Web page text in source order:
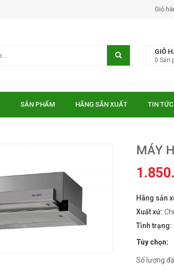
Giỏ
GIỎ
0 Sản
SẢN PHẨM HÃNG SÃN XUẤT TIN TỨC
MÁY
Hãng sản
Xuất xứ:
Tình trạng:
Tùy chọn:
Số lượng
BẾP TỪ EUROSUN EU-
T210NOTE
9.299.000 ₫
Bếp
IDC
Bếp
889BM